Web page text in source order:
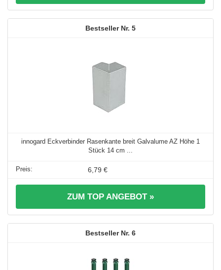
5
innogard Eckverbinder Rasenkante breit Galvalume AZ Höhe 1
Stück 14 cm ...
6,79 €
ZUM TOP ANGEBOT »
6